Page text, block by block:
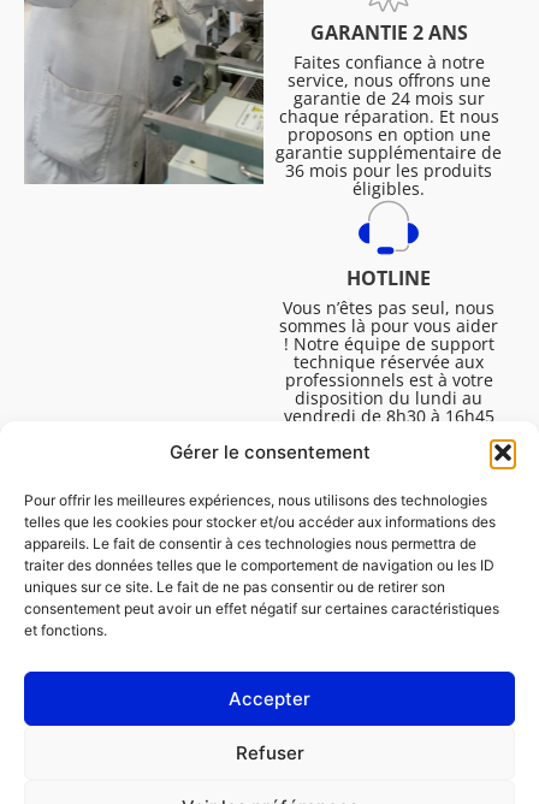
Gérer le consentement
Pour offrir les meilleures expériences, nous utilisons des technologies
telles que les cookies pour stocker et/ou accéder aux informations des
appareils. Le fait de consentir à ces technologies nous permettra de
traiter des données telles que le comportement de navigation ou les ID
uniques sur ce site. Le fait de ne pas consentir ou de retirer son
consentement peut avoir un effet négatif sur certaines caractéristiques
et fonctions.
Accepter
Refuser
GARANTIE 2 ANS
Faites confiance à notre
service, nous offrons une
garantie de 24 mois sur
chaque réparation. Et nous
proposons en option une
garantie supplémentaire de
36 mois pour les produits
éligibles.
HOTLINE
Vous n’êtes pas seul, nous
sommes là pour vous aider
! Notre équipe de support
technique réservée aux
professionnels est à votre
disposition du lundi au
vendredi de 8h30 à 16h45
pour vous aider à résoudre
toutes vos questions
Mentions légales